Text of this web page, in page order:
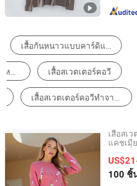
เสื้อสเวตเตอร์ผู้หญิง
เสื้อคาร์ดิแกนสำหรับผู้หญิง
เสื้อสเวตเตอร์ผู้ชาย เสื้
เสื้อสเ
แคชเมี
100 ชิ้
Zhejiang Mengchuang
Zhejiang, China